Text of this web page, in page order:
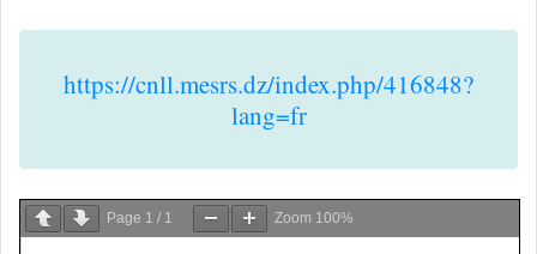
https://cnll.mesrs.dz/index.php/416848?
lang=fr
Page 1 / 1 Zoom 100%